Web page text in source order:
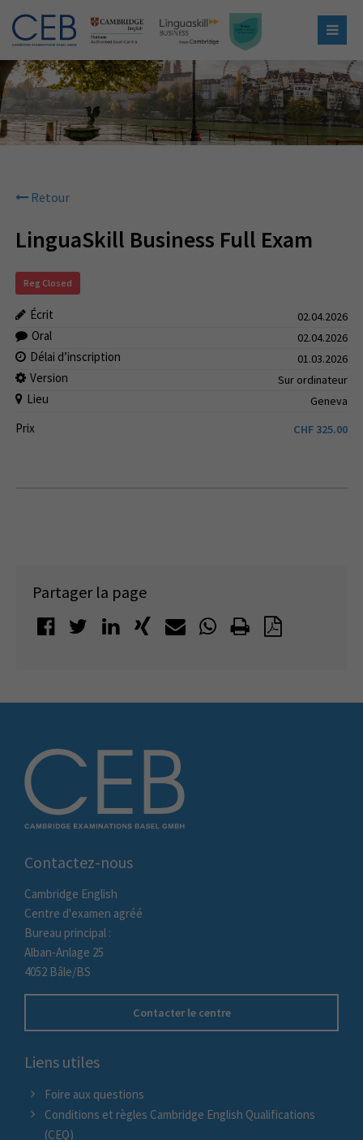
Retour
LinguaSkill Business Full Exam
Reg Closed
Écrit 02.04.2026
Oral 02.04.2026
Délai d’inscription 01.03.2026
Version Sur ordinateur
Lieu Geneva
Prix CHF 325.00
Partager la page
Contactez-nous
Cambridge English
Centre d'examen agréé
Bureau principal :
Alban-Anlage 25
4052 Bâle/BS
Contacter le centre
Liens utiles
Foire aux questions
Conditions et règles Cambridge English Qualifications
(CEQ)